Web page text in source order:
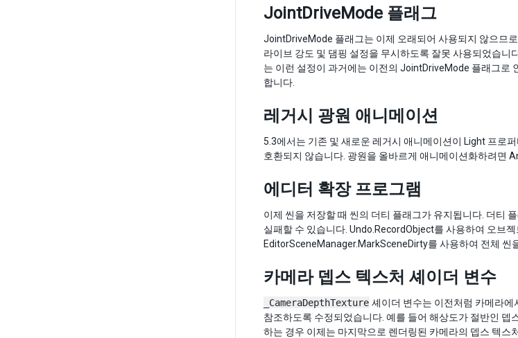
JointDriveMode 플래그
JointDriveMode 플래그는 이제 오래되어 사용되지 않으므
라이브 강도 및 댐핑 설정을 무시하도록 잘못 사용되었습
는 이런 설정이 과거에는 이전의 JointDriveMode 플래그로
합니다.
레거시 광원 애니메이션
5.3에서는 기존 및 새로운 레거시 애니메이션이 Light 프로
호환되지 않습니다. 광원을 올바르게 애니메이션화하려면
에디터 확장 프로그램
이제 씬을 저장할 때 씬의 더티 플래그가 유지됩니다. 더티
실패할 수 있습니다. Undo.RecordObject를 사용하여 오브
EditorSceneManager.MarkSceneDirty를 사용하여 전체 씬
카메라 뎁스 텍스처 셰이더 변수
_CameraDepthTexture 셰이더 변수는 이전처럼 카메라에
참조하도록 수정되었습니다. 예를 들어 해상도가 절반인
하는 경우 이제는 마지막으로 렌더링된 카메라의 뎁스 텍스